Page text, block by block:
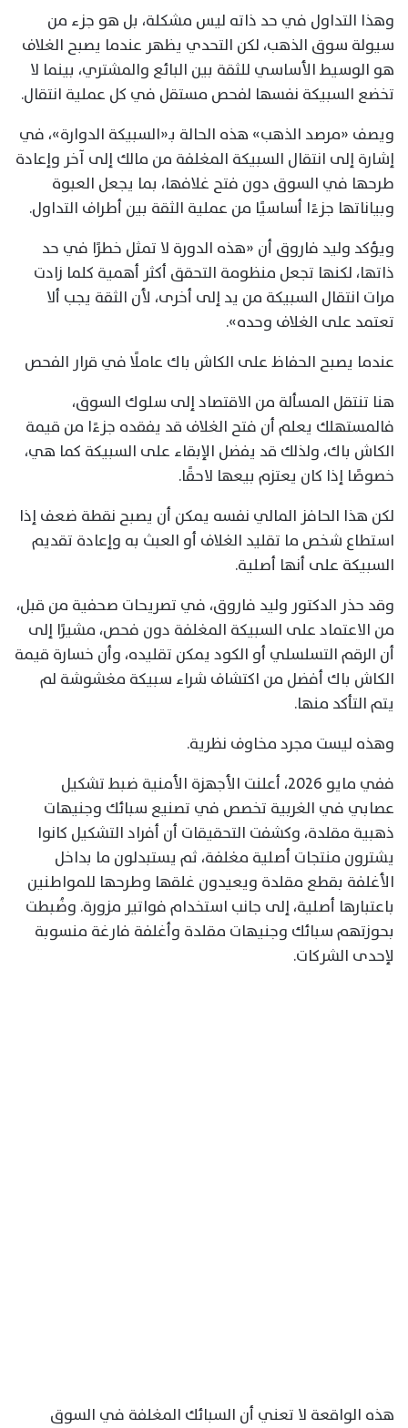
وهذا التداول في حد ذاته ليس مشكلة، بل هو جزء من
سيولة سوق الذهب، لكن التحدي يظهر عندما يصبح الغلاف
هو الوسيط الأساسي للثقة بين البائع والمشتري، بينما لا
تخضع السبيكة نفسها لفحص مستقل في كل عملية انتقال.
ويصف «مرصد الذهب» هذه الحالة بـ«السبيكة الدوارة»، في
إشارة إلى انتقال السبيكة المغلفة من مالك إلى آخر وإعادة
طرحها في السوق دون فتح غلافها، بما يجعل العبوة
وبياناتها جزءًا أساسيًا من عملية الثقة بين أطراف التداول.
ويؤكد وليد فاروق أن «هذه الدورة لا تمثل خطرًا في حد
ذاتها، لكنها تجعل منظومة التحقق أكثر أهمية كلما زادت
مرات انتقال السبيكة من يد إلى أخرى، لأن الثقة يجب ألا
تعتمد على الغلاف وحده».
عندما يصبح الحفاظ على الكاش باك عاملًا في قرار الفحص
هنا تنتقل المسألة من الاقتصاد إلى سلوك السوق،
فالمستهلك يعلم أن فتح الغلاف قد يفقده جزءًا من قيمة
الكاش باك، ولذلك قد يفضل الإبقاء على السبيكة كما هي،
خصوصًا إذا كان يعتزم بيعها لاحقًا.
لكن هذا الحافز المالي نفسه يمكن أن يصبح نقطة ضعف إذا
استطاع شخص ما تقليد الغلاف أو العبث به وإعادة تقديم
السبيكة على أنها أصلية.
وقد حذر الدكتور وليد فاروق، في تصريحات صحفية من قبل،
من الاعتماد على السبيكة المغلفة دون فحص، مشيرًا إلى
أن الرقم التسلسلي أو الكود يمكن تقليده، وأن خسارة قيمة
الكاش باك أفضل من اكتشاف شراء سبيكة مغشوشة لم
يتم التأكد منها.
وهذه ليست مجرد مخاوف نظرية.
ففي مايو 2026، أعلنت الأجهزة الأمنية ضبط تشكيل
عصابي في الغربية تخصص في تصنيع سبائك وجنيهات
ذهبية مقلدة، وكشفت التحقيقات أن أفراد التشكيل كانوا
يشترون منتجات أصلية مغلفة، ثم يستبدلون ما بداخل
الأغلفة بقطع مقلدة ويعيدون غلقها وطرحها للمواطنين
باعتبارها أصلية، إلى جانب استخدام فواتير مزورة. وضُبطت
بحوزتهم سبائك وجنيهات مقلدة وأغلفة فارغة منسوبة
لإحدى الشركات.
هذه الواقعة لا تعني أن السبائك المغلفة في السوق